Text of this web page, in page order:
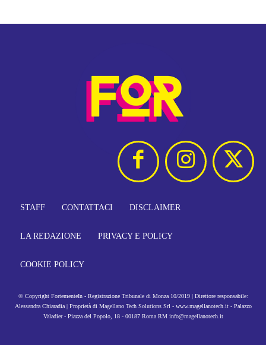
STAFF CONTATTACI DISCLAIMER
LA REDAZIONE PRIVACY E POLICY
COOKIE POLICY
© Copyright FortementeIn - Registrazione Tribunale di Monza 10/2019 | Direttore responsabile:
Alessandra Chiaradia | Proprietà di Magellano Tech Solutions Srl - www.magellanotech.it - Palazzo
Valadier - Piazza del Popolo, 18 - 00187 Roma RM info@magellanotech.it